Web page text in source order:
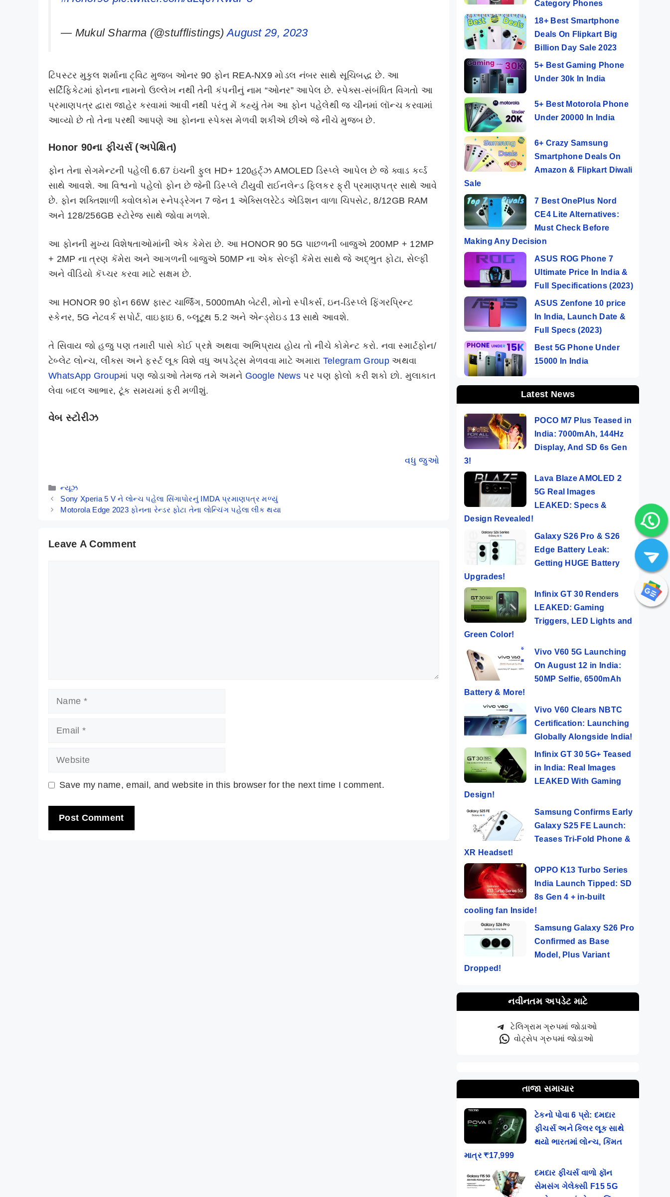
— Mukul Sharma (@stufflistings)August 29, 2023
ટિપસ્ટર મુકુલ શર્માના ટ્વિટ મુજબ ઓનર 90 ફોન REA-NX9 મોડલ નંબર સાથે સૂચિબદ્ધ છે. આ
સર્ટિફિકેટમાં ફોનના નામનો ઉલ્લેખ નથી તેની કંપનીનું નામ “ઓનર” આપેલ છે. સ્પેક્સ-સંબંધિત વિગતો આ
પ્રમાણપત્ર દ્વારા જાહેર કરવામાં આવી નથી પરંતુ મેં કહ્યું તેમ આ ફોન પહેલેથી જ ચીનમાં લૉન્ચ કરવામાં
આવ્યો છે તો તેના પરથી આપણે આ ફોનના સ્પેક્સ મેળવી શકીએ છીએ જે નીચે મુજબ છે.
Honor 90ના ફીચર્સ (અપેક્ષિત)
ફોન તેના સેગમેન્ટની પહેલી 6.67 ઇંચની ફુલ HD+ 120હર્ટ્ઝ AMOLED ડિસ્પ્લે આપેલ છે જે ક્વાડ કર્વ્ડ
સાથે આવશે. આ વિશ્વનો પહેલો ફોન છે જેની ડિસ્પ્લે ટીયુવી રાઈનલેન્ડ ફ્લિકર ફ્રી પ્રમાણપત્ર સાથે આવે
છે. ફોન શક્તિશાળી ક્વોલકોમ સ્નેપડ્રેગન 7 જેન 1 એક્સિલરેટેડ એડિશન વાળા ચિપસેટ, 8/12GB RAM
અને 128/256GB સ્ટોરેજ સાથે જોવા મળશે.
આ ફોનની મુખ્ય વિશેષતાઓમાંની એક કેમેરા છે. આ HONOR 90 5G પાછળની બાજુએ 200MP + 12MP
+ 2MP ના ત્રણ કૅમેરા અને આગળની બાજુએ 50MP ના એક સેલ્ફી કૅમેરા સાથે જે અદ્ભુત ફોટા, સેલ્ફી
અને વીડિયો કૅપ્ચર કરવા માટે સક્ષમ છે.
આ HONOR 90 ફોન 66W ફાસ્ટ ચાર્જિંગ, 5000mAh બેટરી, મોનો સ્પીકર્સ, ઇન-ડિસ્પ્લે ફિંગરપ્રિન્ટ
સ્કેનર, 5G નેટવર્ક સપોર્ટ, વાઇફાઇ 6, બ્લૂટૂથ 5.2 અને એન્ડ્રોઇડ 13 સાથે આવશે.
તે સિવાય જો હજુ પણ તમારી પાસે કોઈ પ્રશ્નો અથવા અભિપ્રાય હોય તો નીચે કોમેન્ટ કરો. નવા સ્માર્ટફોન/
ટેબ્લેટ લોન્ચ, લીક્સ અને ફર્સ્ટ લૂક વિશે વધુ અપડેટ્સ મેળવવા માટે અમારા Telegram Groupઅથવા
WhatsApp Groupમાં પણ જોડાઓ તેમજ તમે અમને Google Newsપર પણ ફોલો કરી શકો છો. મુલાકાત
લેવા બદલ આભાર, ટૂંક સમયમાં ફરી મળીશું.
વેબ સ્ટોરીઝ
વધુ જુઓ
ભારતમાં લૉન્ચ
થયો – જાણો તેના
By Mobile Clusters
Categories
ન્યૂઝ
Sony Xperia 5 V ને લોન્ચ પહેલા સિંગાપોરનું IMDA પ્રમાણપત્ર મળ્યું
Motorola Edge 2023 ફોનના રેન્ડર ફોટા તેના લોન્ચિંગ પહેલા લીક થયા
Leave A Comment
Name
Email
Website
Save my name, email, and website in this browser for the next time I comment.
Category Phones
18+ Best Smartphone
Deals On Flipkart Big
Billion Day Sale 2023
5+ Best Gaming Phone
Under 30k In India
5+ Best Motorola Phone
Under 20000 In India
6+ Crazy Samsung
Smartphone Deals On
Amazon & Flipkart Diwali
Sale
7 Best OnePlus Nord
CE4 Lite Alternatives:
Must Check Before
Making Any Decision
ASUS ROG Phone 7
Ultimate Price In India &
Full Specifications (2023)
ASUS Zenfone 10 price
In India, Launch Date &
Full Specs (2023)
Best 5G Phone Under
15000 In India
Latest News
POCO M7 Plus Teased in
India: 7000mAh, 144Hz
Display, And SD 6s Gen
3!
Lava Blaze AMOLED 2
5G Real Images
LEAKED: Specs &
Design Revealed!
Galaxy S26 Pro & S26
Edge Battery Leak:
Getting HUGE Battery
Upgrades!
Infinix GT 30 Renders
LEAKED: Gaming
Triggers, LED Lights and
Green Color!
Vivo V60 5G Launching
On August 12 in India:
50MP Selfie, 6500mAh
Battery & More!
Vivo V60 Clears NBTC
Certification: Launching
Globally Alongside India!
Infinix GT 30 5G+ Teased
in India: Real Images
LEAKED With Gaming
Design!
Samsung Confirms Early
Galaxy S25 FE Launch:
Teases Tri-Fold Phone &
XR Headset!
OPPO K13 Turbo Series
India Launch Tipped: SD
8s Gen 4 + in-built
cooling fan Inside!
Samsung Galaxy S26 Pro
Confirmed as Base
Model, Plus Variant
Dropped!
નવીનતમ અપડેટ માટે
ટેલિગ્રામ ગ્રુપમાં જોડાઓ
વોટ્સેપ ગ્રુપમાં જોડાઓ
તાજા સમાચાર
ટેકનો પોવા 6 પ્રો: દમદાર
ફીચર્સ અને કિલર લૂક સાથે
થયો ભારતમાં લોન્ચ, કિંમત
માત્ર ₹17,999
દમદાર ફીચર્સ વાળો ફૉન
સેમસંગ ગેલેક્સી F15 5G